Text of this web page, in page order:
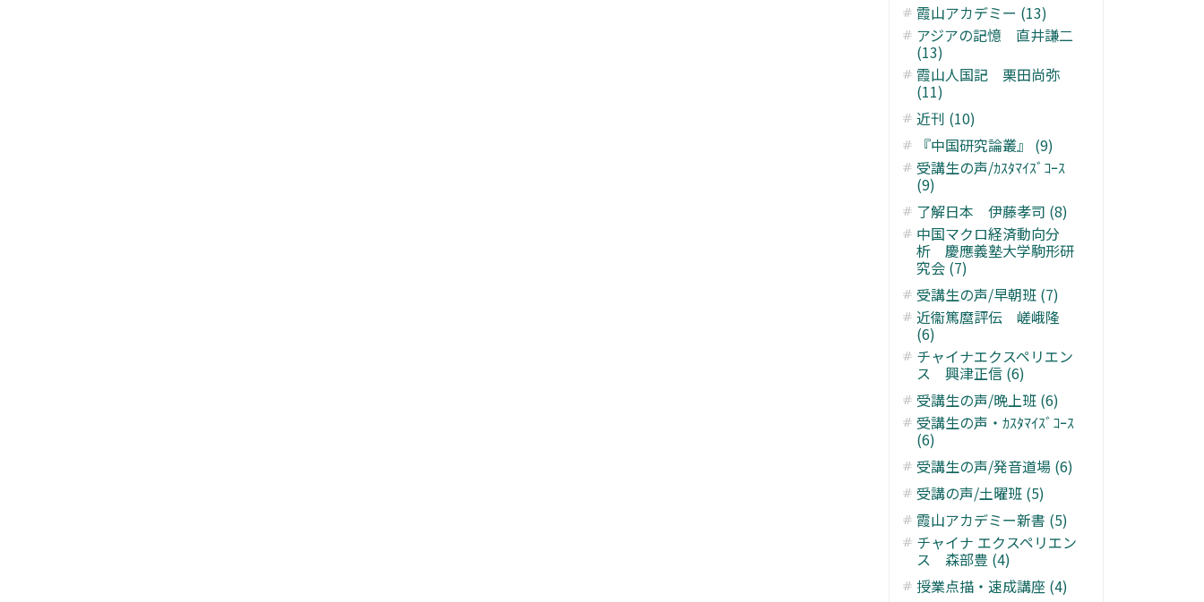
霞山アカデミー (13)
アジアの記憶 直井謙二
(13)
霞山人国記 栗田尚弥
(11)
近刊 (10)
『中国研究論叢』 (9)
受講生の声/ｶｽﾀﾏｲｽﾞｺｰｽ
(9)
了解日本 伊藤孝司 (8)
中国マクロ経済動向分
析 慶應義塾大学駒形研
究会 (7)
受講生の声/早朝班 (7)
近衞篤麿評伝 嵯峨隆
(6)
チャイナエクスペリエン
ス 興津正信 (6)
受講生の声/晩上班 (6)
受講生の声・ｶｽﾀﾏｲｽﾞｺｰｽ
(6)
受講生の声/発音道場 (6)
受講の声/土曜班 (5)
霞山アカデミー新書 (5)
チャイナ エクスペリエン
ス 森部豊 (4)
授業点描・速成講座 (4)